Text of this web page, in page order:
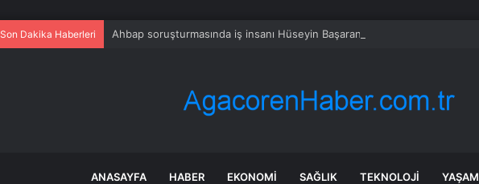
Son Dakika Haberleri Ahbap soruşturmasında iş insanı Hüseyin Başaran’a tutuklama talebi
ANASAYFA HABER EKONOMI SAĞLIK TEKNOLOJI YAŞAM